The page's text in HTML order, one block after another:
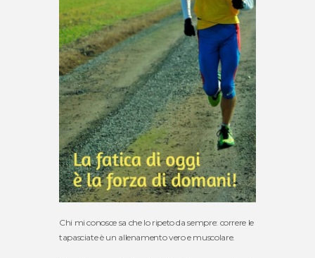
Chi mi conosce sa che lo ripeto da sempre: correre le
tapasciate è un allenamento vero e muscolare.